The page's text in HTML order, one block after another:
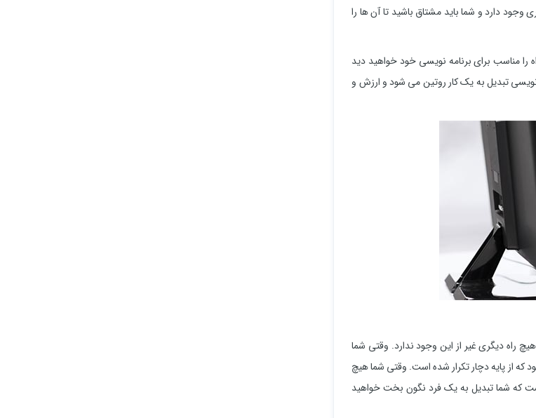
دارد و شما باید مشتاق باشید تا آن ها را
را مناسب برای برنامه نویسی خود خواهید دید
نویسی تبدیل به یک کار روتین می شود و ارزش و
راه دیگری غیر از این وجود ندارد. وقتی شما
که از پایه دچار تکرار شده است. وقتی شما هیچ
که شما تبدیل به یک فرد نگون بخت خواهید